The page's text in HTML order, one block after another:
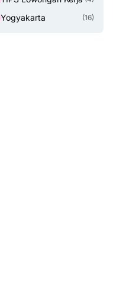
Yogyakarta (16)